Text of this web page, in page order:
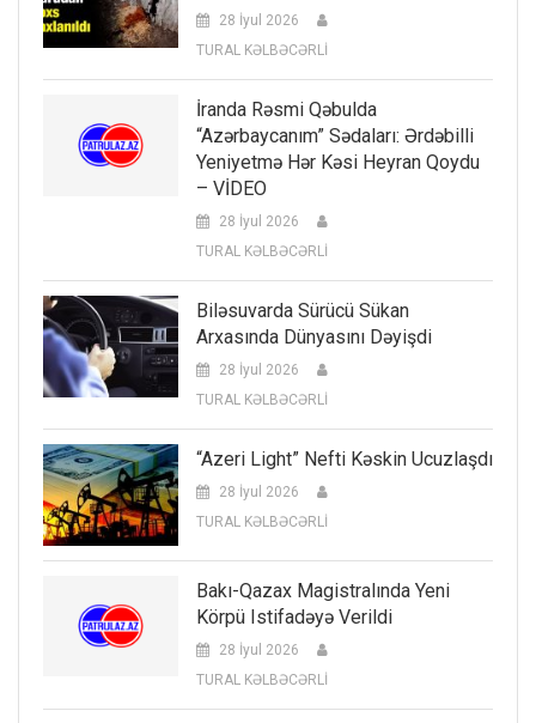
28 İyul 2026
TURAL KƏLBƏCƏRLİ
İranda Rəsmi Qəbulda
“Azərbaycanım” Sədaları: Ərdəbilli
Yeniyetmə Hər Kəsi Heyran Qoydu
– VİDEO
28 İyul 2026
TURAL KƏLBƏCƏRLİ
Biləsuvarda Sürücü Sükan
Arxasında Dünyasını Dəyişdi
28 İyul 2026
TURAL KƏLBƏCƏRLİ
“Azeri Light” Nefti Kəskin Ucuzlaşdı
28 İyul 2026
TURAL KƏLBƏCƏRLİ
Bakı-Qazax Magistralında Yeni
Körpü Istifadəyə Verildi
28 İyul 2026
TURAL KƏLBƏCƏRLİ